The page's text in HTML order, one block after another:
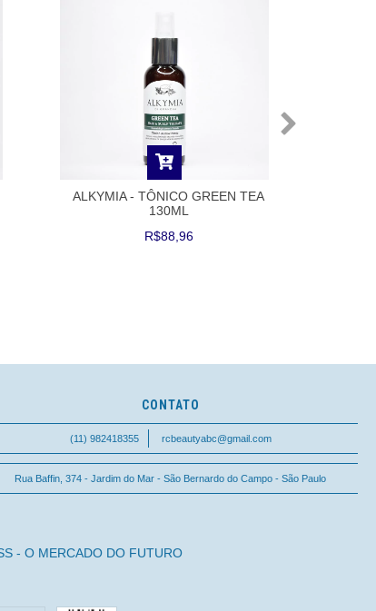
ALKYMIA - TÔNICO GREEN TEA
130ML
R$88,96
CONTATO
(11) 982418355 rcbeautyabc@gmail.com
Rua Baffin, 374 - Jardim do Mar - São Bernardo do Campo - São Paulo
- O MERCADO DO FUTURO